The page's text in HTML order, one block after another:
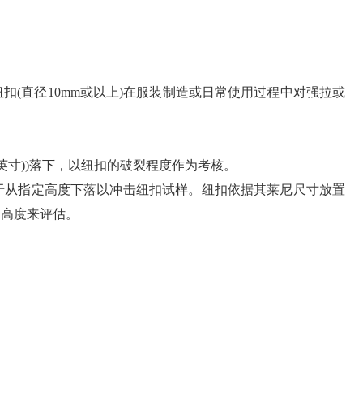
径10mm或以上)在服装制造或日常使用过程中对强拉或
))落下，以纽扣的破裂程度作为考核。
定高度下落以冲击纽扣试样。纽扣依据其莱尼尺寸放置
度来评估。